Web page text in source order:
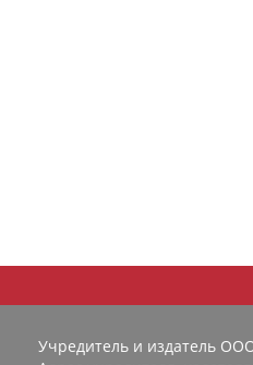
Учредитель и издатель